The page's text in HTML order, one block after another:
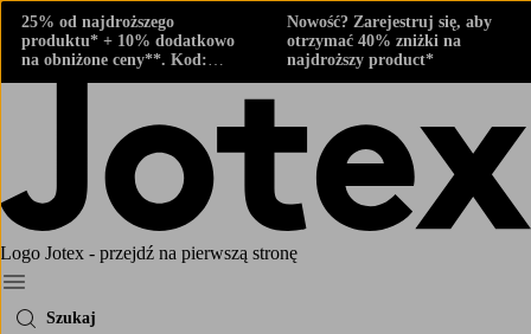
25% od najdroższego
produktu* + 10% dodatkowo
na obniżone ceny**. Kod:
424882
Nowość? Zarejestruj się, aby
otrzymać 40% zniżki na
najdroższy product*
Logo Jotex - przejdź na pierwszą stronę
Menu
Szukaj